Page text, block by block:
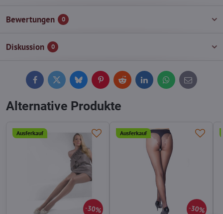
Bewertungen 0
Diskussion 0
FacebookTwitterBlueskyPinterestReddit LinkedInWhatsApp
E-
mail
Alternative Produkte
30%
Ausferkauf
30%
Ausferkauf